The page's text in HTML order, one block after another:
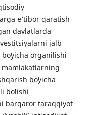
eʼtibor qaratish
davlatlarda
jalb
oʻrganilishi
boʻyicha
boʻlishi
barqaror taraqqiyot